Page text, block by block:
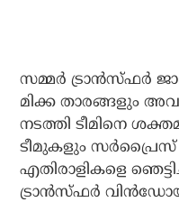
സമ്മര്‍ ട്രാന്‍സ്ഫര്‍
മിക്ക താരങ്ങളും
നടത്തി ടീമിനെ
ടീമുകളും സര്‍പ്രൈസ്
എതിരാളികളെ
ട്രാന്‍സ്ഫര്‍